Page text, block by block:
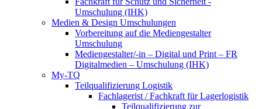
Umschulung (IHK)
Medien & Design Umschulungen
Vorbereitung auf die Mediengestalter
Umschulung
Mediengestalter/-in – Digital und Print – FR
Digitalmedien – Umschulung (IHK)
My-TQ
Teilqualifizierung Logistik
Fachlagerist / Fachkraft für Lagerlogistik
Teilqualifizierung zur